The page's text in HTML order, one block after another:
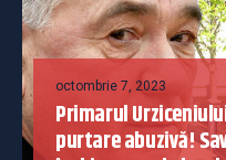
octombrie 7, 2023
Primarul
purtare abuzivă!